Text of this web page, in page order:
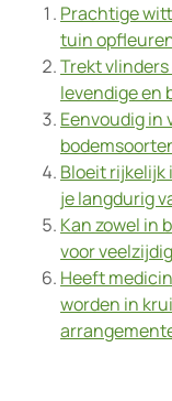
Prachtige
tuin
Trekt
levendige en
Eenvoudig in
Bloeit rijkelijk
je langdurig
Kan zowel in
voor
Heeft
worden in